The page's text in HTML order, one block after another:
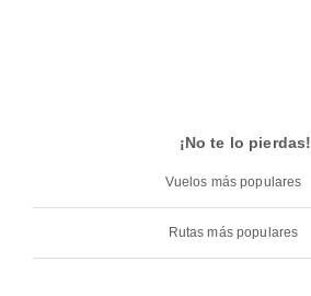
¡No te lo pierdas!
Vuelos más populares
Rutas más populares